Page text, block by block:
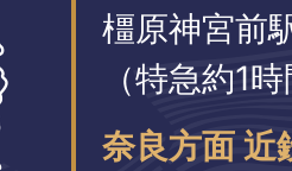
橿原神宮前
（特急約1
奈良方面 近